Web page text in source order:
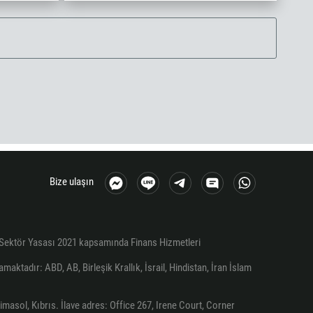
Bize ulaşın
Yasası 2021 kapsamında Finans Hizmetleri
ABD, AB, Birleşik Krallık, İsrail, Hindistan, İran İslam
Kıbrıs. İlave adres: Office 267, Irene Court, Corner